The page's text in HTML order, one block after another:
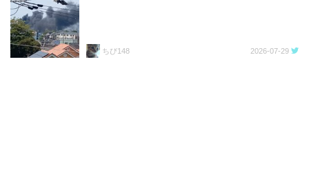
ちび148 2026-07-29